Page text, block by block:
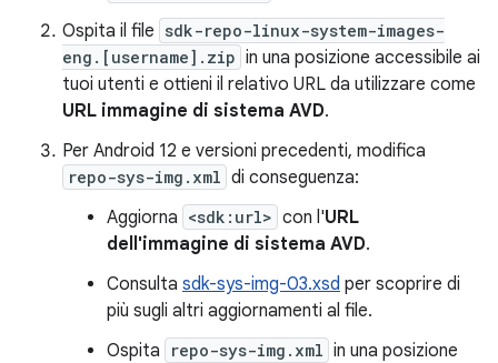
Ospita il file sdk-repo-linux-system-images-
eng.[username].zip in una posizione accessibile ai
tuoi utenti e ottieni il relativo URL da utilizzare come
URL immagine di sistema AVD.
Per Android 12 e versioni precedenti, modifica
repo-sys-img.xml di conseguenza:
Aggiorna <sdk:url> con l'URL
dell'immagine di sistema AVD.
Consulta sdk-sys-img-03.xsd per scoprire di
più sugli altri aggiornamenti al file.
Ospita
repo-sys-img.xml in una posizione